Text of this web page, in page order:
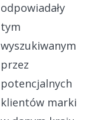
odpowiadały
tym
wyszukiwanym
przez
potencjalnych
klientów marki